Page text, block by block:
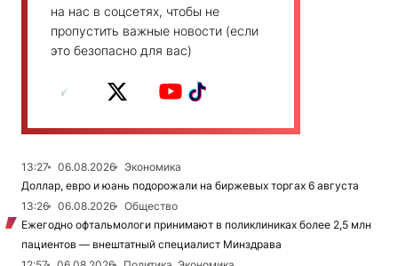
на нас в соцсетях, чтобы не
пропустить важные новости (если
это безопасно для вас)
13:27 06.08.2026
Экономика
Доллар, евро и юань подорожали на биржевых торгах 6 августа
13:26
06.08.2026
Общество
Ежегодно офтальмологи принимают в поликлиниках более 2,5 млн
пациентов — внештатный специалист Минздрава